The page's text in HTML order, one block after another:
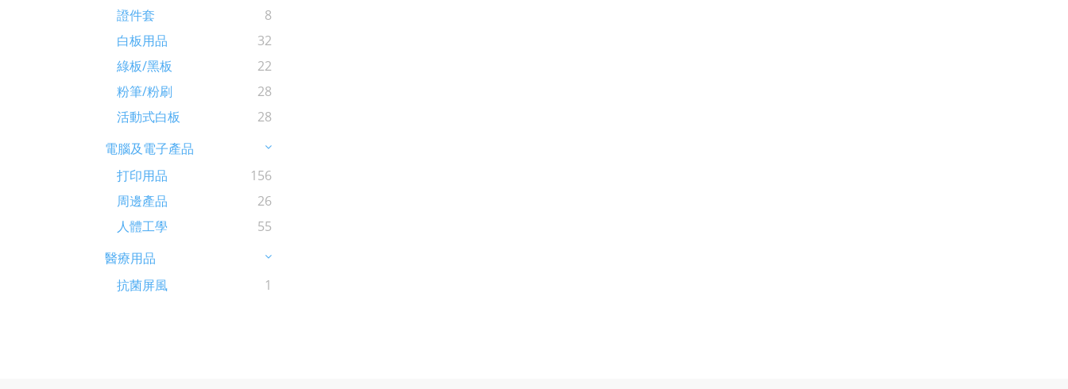
證件套
8
白板用品
32
綠板/黑板
22
粉筆/粉刷
28
活動式白板
28
電腦及電子產品
打印用品
156
周邊產品
26
人體工學
55
醫療用品
抗菌屏風
1